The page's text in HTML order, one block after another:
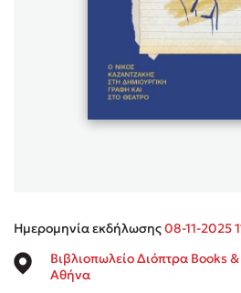
Playlist
Ημερομηνία εκδήλωσης08-11-2025
Βιβλιοπωλείο Διόπτρα Books
Αθήνα